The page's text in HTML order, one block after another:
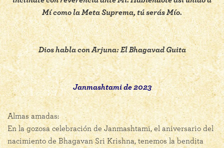
Mí como la Meta Suprema, tú serás Mío.
Dios habla con Arjuna: El Bhagavad Guita
Janmashtami de 2023
Almas amadas:
En la gozosa celebración de Janmashtami, el aniversario del
nacimiento de Bhagavan Sri Krishna, tenemos la bendita